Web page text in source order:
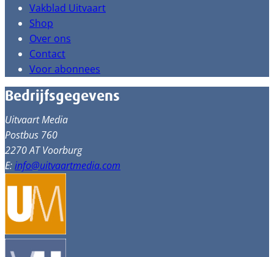
Vakblad Uitvaart
Shop
Over ons
Contact
Voor abonnees
Bedrijfsgegevens
Uitvaart Media
Postbus 760
2270 AT Voorburg
E:info@uitvaartmedia.com